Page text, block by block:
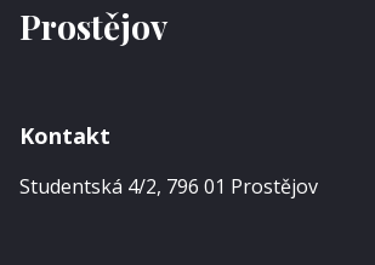
Prostějov
Kontakt
Studentská 4/2, 796 01 Prostějov